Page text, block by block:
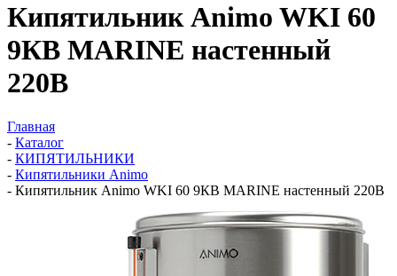
Кипятильник Animo WKI 60
9КВ MARINE настенный
220В
Главная
- Каталог
- КИПЯТИЛЬНИКИ
- Кипятильники Animo
- Кипятильник Animo WKI 60 9КВ MARINE настенный 220В